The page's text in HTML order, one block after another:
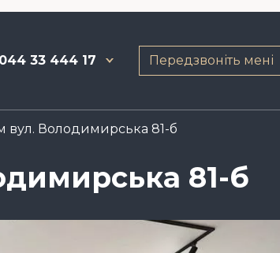
044 33 444 17 Передзвоніть мені
вул. Володимирська 81-б
81-б